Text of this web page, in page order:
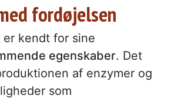
fordøjelsen
er kendt for sine
egenskaber. Det
af enzymer og
som